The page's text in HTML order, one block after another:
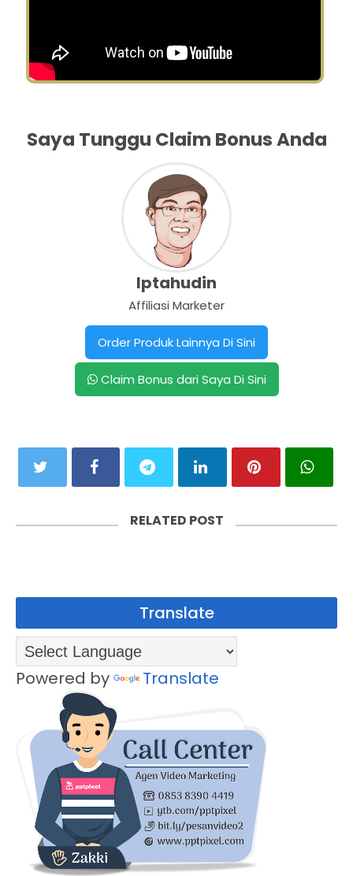
Saya Tunggu Claim Bonus Anda
Iptahudin
Affiliasi Marketer
Order Produk Lainnya Di Sini
Claim Bonus dari Saya Di Sini
RELATED POST
Translate
Powered by Translate